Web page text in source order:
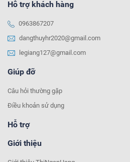
Hỗ trợ khách hàng
0963867207
dangthuyhr2020@gmail.com
legiang127@gmail.com
Giúp đỡ
Câu hỏi thường gặp
Điều khoản sử dụng
Hỗ trợ
Giới thiệu